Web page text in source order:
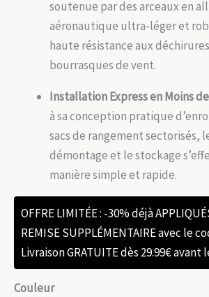
soutenue par des arceaux en
aéronautique ultra-léger et
haute résistance aux
bourrasques de vent.
Installation Express en Moins
à sa conception pratique
sacs de rangement sectorisés,
démontage et le stockage
manière simple et rapide.
OFFRE LIMITÉE : -30% déjà
REMISE SUPPLÉMENTAIRE avec le
Livraison GRATUITE dès 29.99€ avant
Couleur